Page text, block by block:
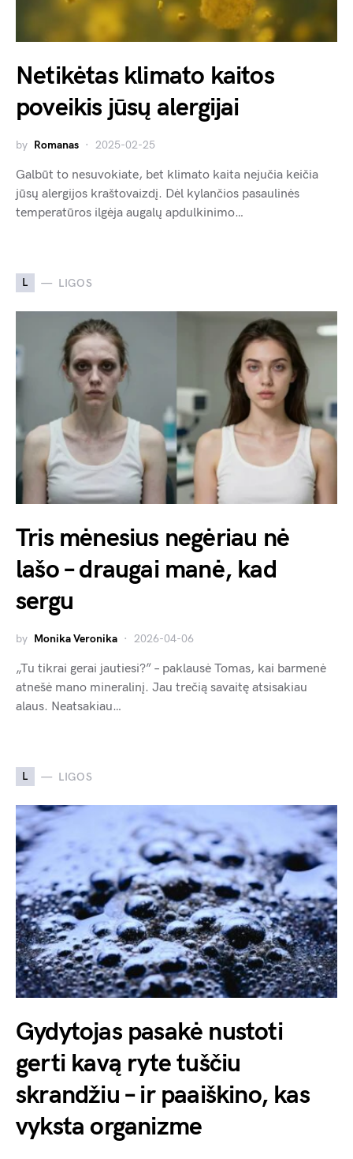
Netikėtas klimato kaitos
poveikis jūsų alergijai
by Romanas 2025-02-25
Galbūt to nesuvokiate, bet klimato kaita nejučia keičia
jūsų alergijos kraštovaizdį. Dėl kylančios pasaulinės
temperatūros ilgėja augalų apdulkinimo…
L LIGOS
Tris mėnesius negėriau nė
lašo – draugai manė, kad
sergu
by Monika Veronika 2026-04-06
„Tu tikrai gerai jautiesi?” – paklausė Tomas, kai barmenė
atnešė mano mineralinį. Jau trečią savaitę atsisakiau
alaus. Neatsakiau…
L LIGOS
Gydytojas pasakė nustoti
gerti kavą ryte tuščiu
skrandžiu – ir paaiškino, kas
vyksta organizme